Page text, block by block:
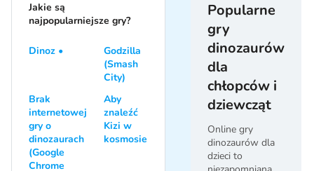
Popularne
gry
dinozaurów
dla
chłopców i
dziewcząt
Online gry
dinozaurów dla
dzieci to
Jakie są
najpopularniejsze gry?
Dinoz •
Godzilla
(Smash
City)
Brak
internetowej
gry o
dinozaurach
(Google
Chrome
Aby
znaleźć
Kizi w
kosmosie